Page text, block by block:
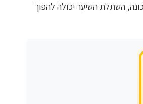
השתלת השיער יכולה להפוך